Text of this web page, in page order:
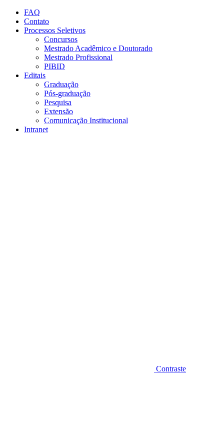
Conteúdo principal
FAQ
Contato
Processos Seletivos
Concursos
Mestrado Acadêmico e Doutorado
Mestrado Profissional
PIBID
Editais
Graduação
Pós-graduação
Pesquisa
Extensão
Comunicação Institucional
Intranet
Contraste